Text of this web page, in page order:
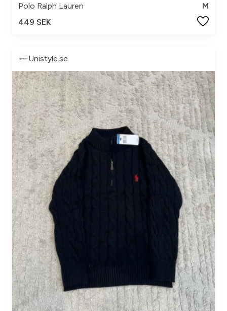
Polo Ralph Lauren
M
449 SEK
Unistyle.se